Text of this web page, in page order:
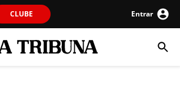
CLUBE Entrar